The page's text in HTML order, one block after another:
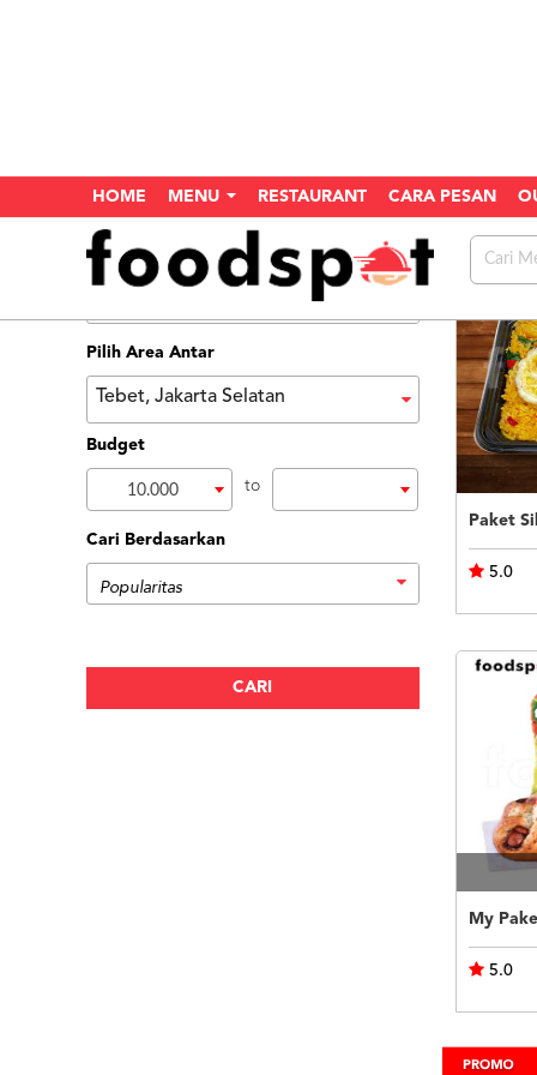
HOME MENU RESTAURANT CARA PESAN
Home Search
Menu
Pilih Area Antar
Tebet, Jakarta Selatan
Budget
10.000 to
Cari Berdasarkan
5.0
My
5.0